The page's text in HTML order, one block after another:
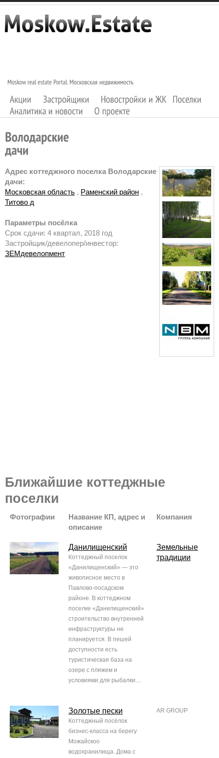
Адрес коттеджного поселка Володарские
дачи:
Московская область , Раменский район ,
Титово д
Параметры посёлка
Срок сдачи: 4 квартал, 2018 год
Застройщик/девелопер/инвестор:
ЗЕМдевелопмент
Ближайшие коттеджные
поселки
Фотографии
Название КП, адрес и
описание
Компания
Данилищенский
Коттеджный поселок
«Данилищенский» — это
живописное место в
Павлово-посадском
районе. В коттеджном
поселке «Данилищенский»
строительство внутренней
инфраструктуры не
планируется. В пешей
доступности есть
туристическая база на
озере с пляжем и
условиями для рыбалки....
Земельные
традиции
Золотые пески
Коттеджный посёлок
бизнес-класса на берегу
Можайскоо
водохранилища. Дома с
AR GROUP